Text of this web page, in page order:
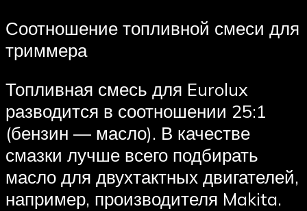
Соотношение топливной смеси для
триммера
Топливная смесь для Eurolux
разводится в соотношении 25:1
(бензин — масло). В качестве
смазки лучше всего подбирать
масло для двухтактных двигателей,
например, производителя Makita.